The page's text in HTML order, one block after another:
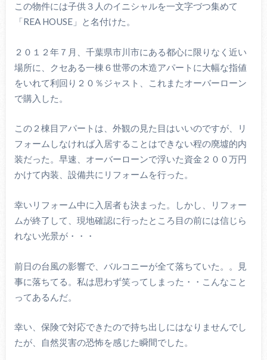
この物件には子供３人のイニシャルを一文字づつ集めて
「REA HOUSE」と名付けた。
２０１２年７月、千葉県市川市にある都心に限りなく近い
場所に、クセある一棟６世帯の木造アパートに大幅な指値
をいれて利回り２０％ジャスト、これまたオーバーローン
で購入した。
この２棟目アパートは、外観の見た目はいいのですが、リ
フォームしなければ入居することはできない程の廃墟的内
装だった。早速、オーバーローンで浮いた資金２００万円
かけて内装、設備共にリフォームを行った。
幸いリフォーム中に入居者も決まった。しかし、リフォー
ムが終了して、現地確認に行ったところ目の前には信じら
れない光景が・・・
前日の台風の影響で、バルコニーが全て落ちていた。。見
事に落ちてる。私は思わず笑ってしまった・・こんなこと
ってあるんだ。
幸い、保険で対応できたので持ち出しにはなりませんでし
たが、自然災害の恐怖を感じた瞬間でした。